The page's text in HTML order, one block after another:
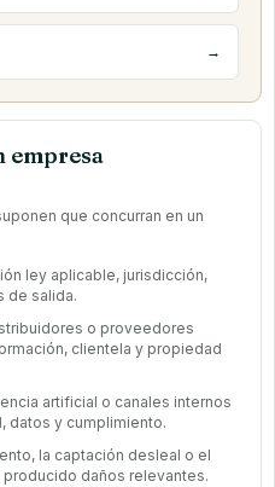
→
empresa
que concurran en un
ley aplicable, jurisdicción,
de salida.
o proveedores
clientela y propiedad
artificial o canales internos
datos y cumplimiento.
la captación desleal o el
daños relevantes.